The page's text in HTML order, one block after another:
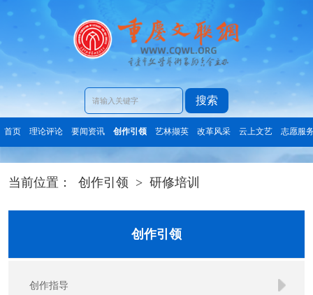
搜索
首页 理论评论 要闻资讯 创作引领 艺林撷英 改革风采 云上文艺 志愿服
当前位置： 创作引领 > 研修培训
创作引领
创作指导